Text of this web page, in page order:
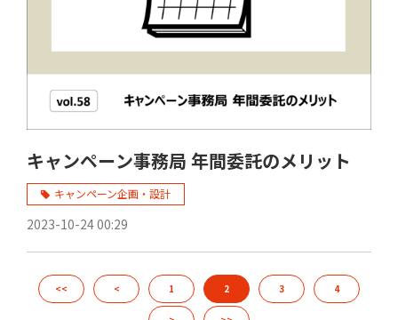
キャンペーン事務局 年間委託のメリット
キャンペーン企画・設計
2023-10-24 00:29
<< < 1 2 3 4